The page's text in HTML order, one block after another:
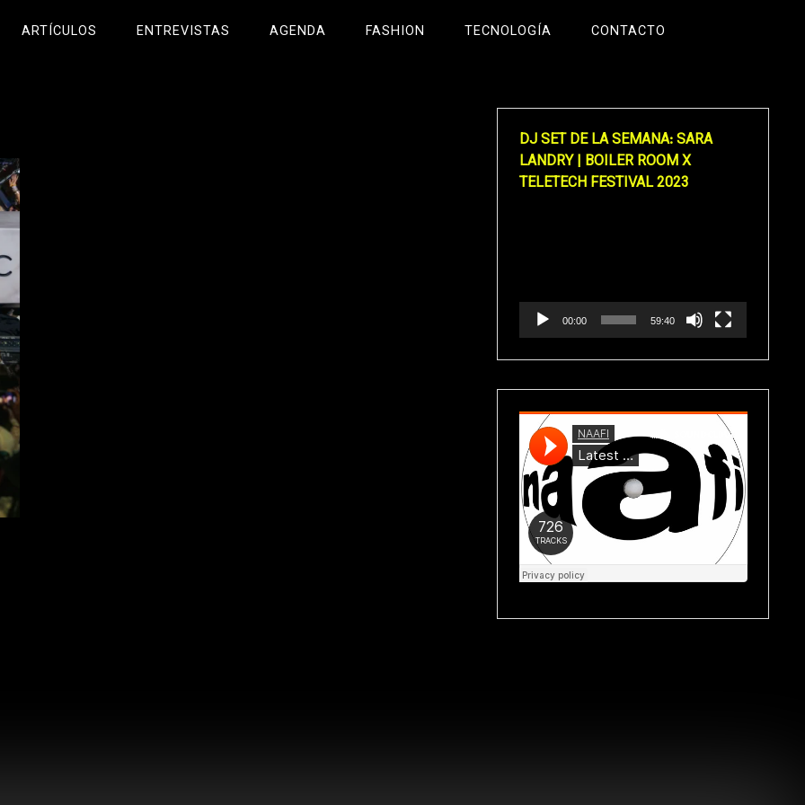
ARTÍCULOS ENTREVISTAS AGENDA FASHION TECNOLOGÍA CONTACTO
DJ SET DE LA SEMANA: SARA
LANDRY | BOILER ROOM X
TELETECH FESTIVAL 2023
00:00 59:40